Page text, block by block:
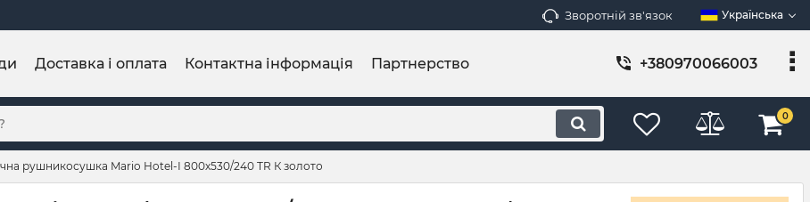
Зворотній зв'язок Українська
Доставка і оплата Контактна інформація Партнерство +380970066003
0
рушникосушка Mario Hotel-І 800х530/240 TR К золото